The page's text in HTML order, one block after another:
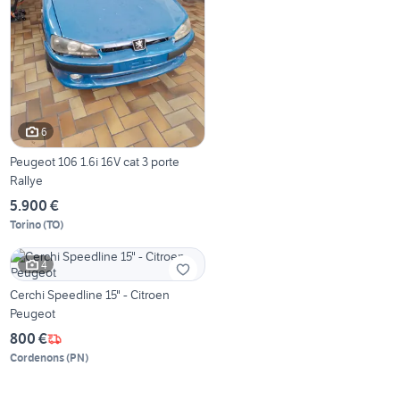
6
Peugeot 106 1.6i 16V cat 3 porte
Rallye
5.900 €
Torino(TO)
4
Cerchi Speedline 15" - Citroen
Peugeot
800 €
Cordenons(PN)